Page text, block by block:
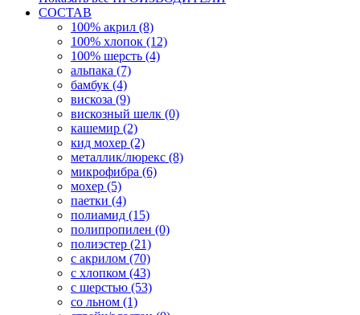
СОСТАВ
100% акрил (8)
100% хлопок (12)
100% шерсть (4)
альпака (7)
бамбук (4)
вискоза (9)
вискозный шелк (0)
кашемир (2)
кид мохер (2)
металлик/люрекс (8)
микрофибра (6)
мохер (5)
паетки (4)
полиамид (15)
полипропилен (0)
полиэстер (21)
с акрилом (70)
с хлопком (43)
с шерстью (53)
со льном (1)